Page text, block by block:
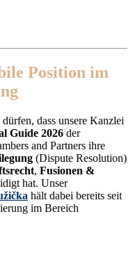
Position im
dass unsere Kanzlei
Guide 2026 der
and Partners ihre
(Dispute Resolution)
, Fusionen &
hat. Unser
hält dabei bereits seit
im Bereich